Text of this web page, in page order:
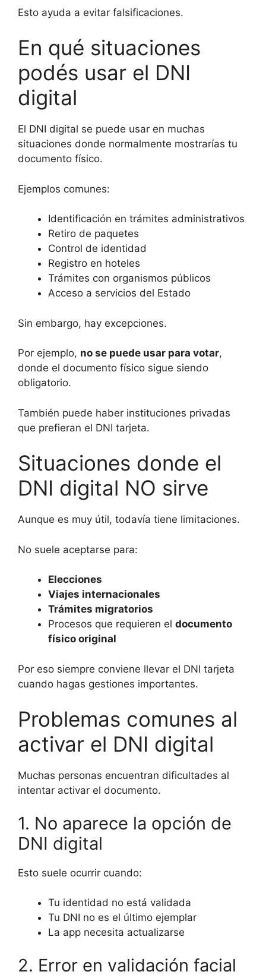
Esto ayuda a evitar falsificaciones.
En qué situaciones
podés usar el DNI
digital
El DNI digital se puede usar en muchas
situaciones donde normalmente mostrarías tu
documento físico.
Ejemplos comunes:
Identificación en trámites administrativos
Retiro de paquetes
Control de identidad
Registro en hoteles
Trámites con organismos públicos
Acceso a servicios del Estado
Sin embargo, hay excepciones.
Por ejemplo, no se puede usar para votar,
donde el documento físico sigue siendo
obligatorio.
También puede haber instituciones privadas
que prefieran el DNI tarjeta.
Situaciones donde el
DNI digital NO sirve
Aunque es muy útil, todavía tiene limitaciones.
No suele aceptarse para:
Elecciones
Viajes internacionales
Trámites migratorios
Procesos que requieren el documento
físico original
Por eso siempre conviene llevar el DNI tarjeta
cuando hagas gestiones importantes.
Problemas comunes al
activar el DNI digital
Muchas personas encuentran dificultades al
intentar activar el documento.
1. No aparece la opción de
DNI digital
Esto suele ocurrir cuando:
Tu identidad no está validada
Tu DNI no es el último ejemplar
La app necesita actualizarse
2. Error en validación facial